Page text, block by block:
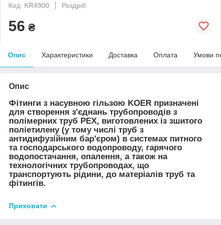
Код: KR4900
Роздріб
56 ₴
Опис Характеристики Доставка Оплата Умови
Опис
Фітинги з насувною гільзою KOER призначені
для створення з'єднань трубопроводів з
полімерних труб PEX, виготовлених із зшитого
поліетилену (у тому числі труб з
антидифузійним бар'єром) в системах питного
та господарського водопроводу, гарячого
водопостачання, опалення, а також на
технологічних трубопроводах, що
транспортують рідини, до матеріалів труб та
фітингів.
Приховати